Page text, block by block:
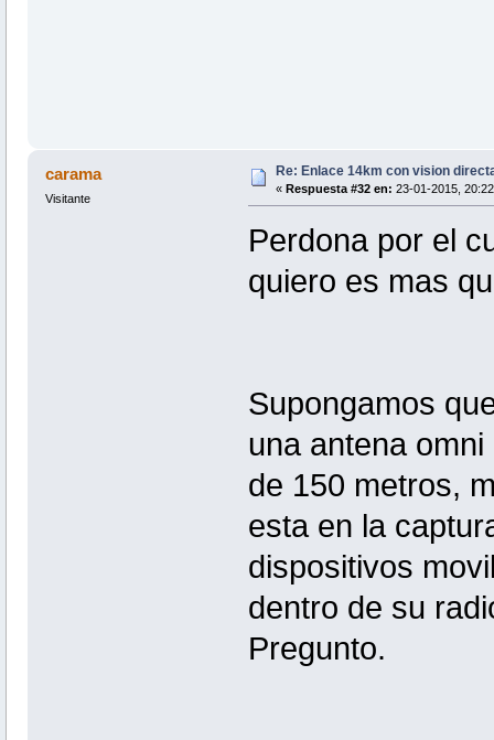
carama
Visitante
Re: Enlace 14km con vision
« Respuesta #32 en: 23-01-2015,
Perdona por el
quiero es mas
Supongamos
una antena
de 150 metros,
esta en la
dispositivos
dentro de su
Pregunto.